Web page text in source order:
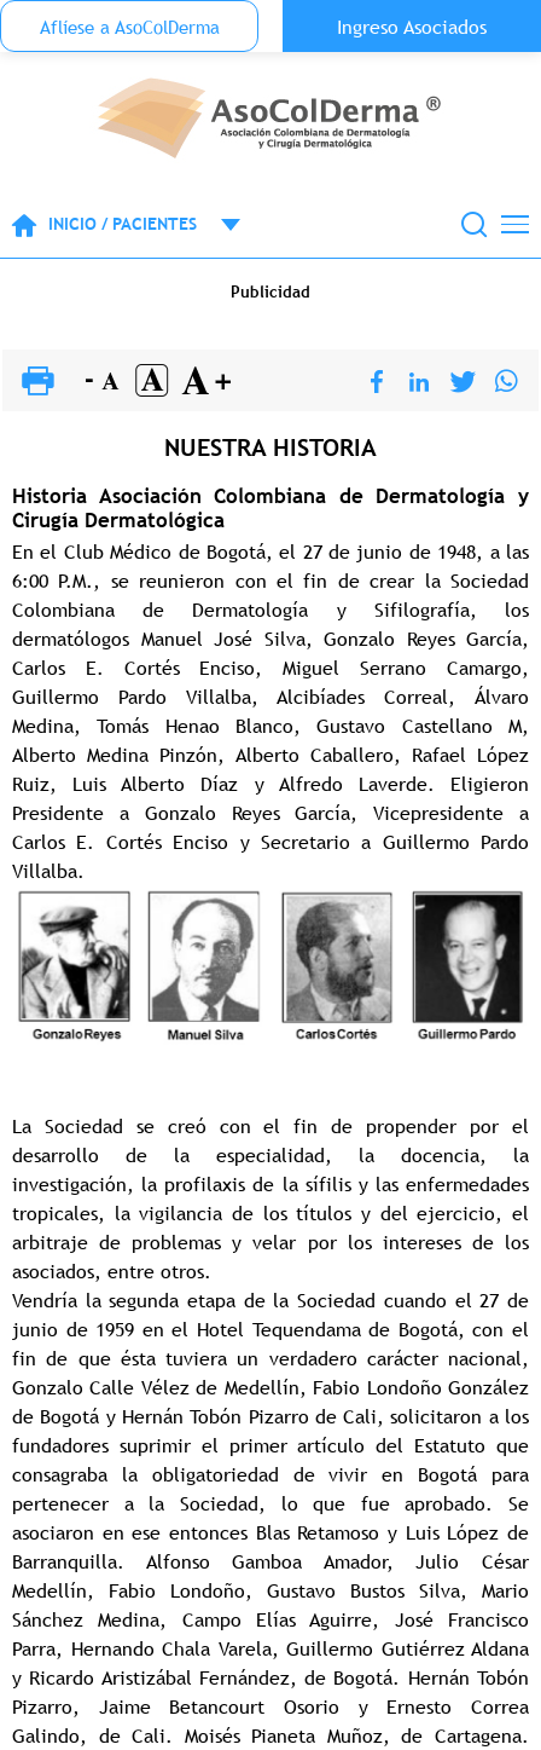
Pasar al contenido principal
Menu Top Anónimo
Aflíese a AsoColDerma Ingreso Asociados
INICIO / PACIENTES
Publicidad
NUESTRA HISTORIA
Historia Asociación Colombiana de Dermatología y
Cirugía Dermatológica
En el Club Médico de Bogotá, el 27 de junio de 1948, a las
6:00 P.M., se reunieron con el fin de crear la Sociedad
Colombiana de Dermatología y Sifilografía, los
dermatólogos Manuel José Silva, Gonzalo Reyes García,
Carlos E. Cortés Enciso, Miguel Serrano Camargo,
Guillermo Pardo Villalba, Alcibíades Correal, Álvaro
Medina, Tomás Henao Blanco, Gustavo Castellano M,
Alberto Medina Pinzón, Alberto Caballero, Rafael López
Ruiz, Luis Alberto Díaz y Alfredo Laverde. Eligieron
Presidente a Gonzalo Reyes García, Vicepresidente a
Carlos E. Cortés Enciso y Secretario a Guillermo Pardo
Villalba.
La Sociedad se creó con el fin de propender por el
desarrollo de la especialidad, la docencia, la
investigación, la profilaxis de la sífilis y las enfermedades
tropicales, la vigilancia de los títulos y del ejercicio, el
arbitraje de problemas y velar por los intereses de los
asociados, entre otros.
Vendría la segunda etapa de la Sociedad cuando el 27 de
junio de 1959 en el Hotel Tequendama de Bogotá, con el
fin de que ésta tuviera un verdadero carácter nacional,
Gonzalo Calle Vélez de Medellín, Fabio Londoño González
de Bogotá y Hernán Tobón Pizarro de Cali, solicitaron a los
fundadores suprimir el primer artículo del Estatuto que
consagraba la obligatoriedad de vivir en Bogotá para
pertenecer a la Sociedad, lo que fue aprobado. Se
asociaron en ese entonces Blas Retamoso y Luis López de
Barranquilla. Alfonso Gamboa Amador, Julio César
Medellín, Fabio Londoño, Gustavo Bustos Silva, Mario
Sánchez Medina, Campo Elías Aguirre, José Francisco
Parra, Hernando Chala Varela, Guillermo Gutiérrez Aldana
y Ricardo Aristizábal Fernández, de Bogotá. Hernán Tobón
Pizarro, Jaime Betancourt Osorio y Ernesto Correa
Galindo, de Cali. Moisés Pianeta Muñoz, de Cartagena.